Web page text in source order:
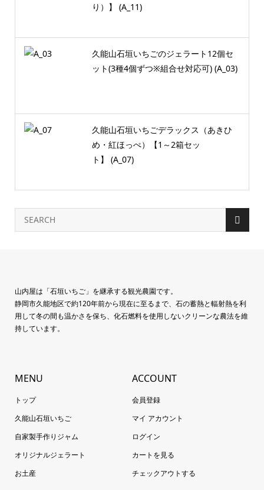
り）】 (A_11)
久能山石垣いちごのジェラート12個セ
ット(3種4個ずつ※組合せ対応可) (A_03)
久能山石垣いちごデラックス（あきひ
め・紅ほっぺ）【1～2箱セッ
ト】 (A_07)
山内屋は「石垣いちご」を継承する観光農園です。
静岡市久能地区で約120年前から現在に至るまで、石の蓄熱と輻射熱を利
用して冬の間も温かさを保ち、化石燃料を使用しないクリーンな農法を維
持しています。
MENU
トップ
久能山石垣いちご
自家製手作りジャム
オリジナルジェラート
お土産
ACCOUNT
会員登録
マイ アカウント
ログイン
カートを見る
チェックアウトする